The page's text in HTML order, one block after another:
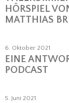
HÖRSPIEL
MATTHIAS
6. Oktober 2021
EINE
PODCAST
5. Juni 2021